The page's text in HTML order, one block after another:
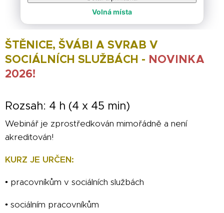
ŠTĚNICE, ŠVÁBI A SVRAB V
SOCIÁLNÍCH SLUŽBÁCH - NOVINKA
2026!
Rozsah: 4 h (4 x 45 min)
Webinář je zprostředkován mimořádně a není
akreditován!
KURZ JE URČEN:
• pracovníkům v sociálních službách
• sociálním pracovníkům